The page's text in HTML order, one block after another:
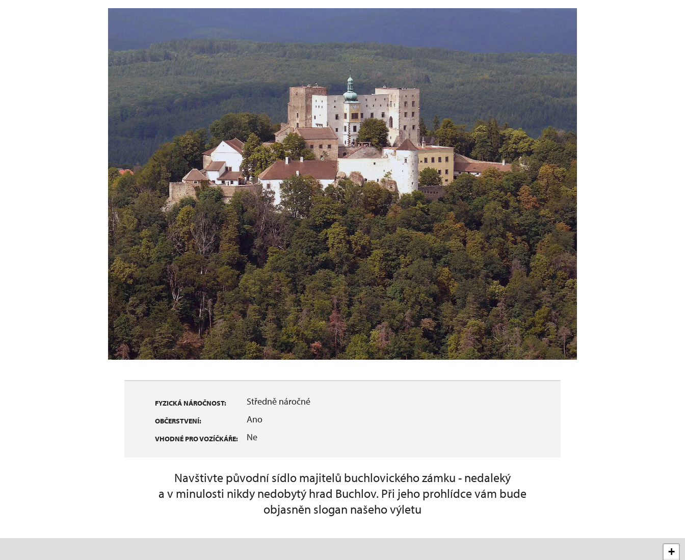
FYZICKÁ NÁROČNOST: Středně náročné
OBČERSTVENÍ: Ano
VHODNÉ PRO VOZÍČKÁŘE: Ne
Navštivte původní sídlo majitelů buchlovického zámku - nedaleký
a v minulosti nikdy nedobytý hrad Buchlov. Při jeho prohlídce vám bude
objasněn slogan našeho výletu
+